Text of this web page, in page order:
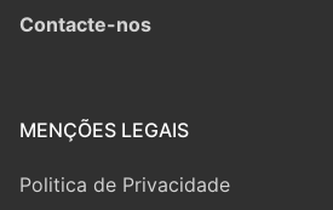
Contacte-nos
MENÇÕES LEGAIS
Politica de Privacidade